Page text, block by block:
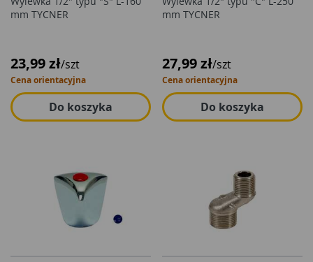
mm TYCNER
23,99 zł/szt
Cena orientacyjna
Do koszyka
mm TYCNER
27,99 zł/szt
Cena orientacyjna
Do koszyka